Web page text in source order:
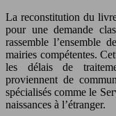
La reconstitution du
pour une demande
rassemble l’ensemble
mairies compétentes.
les délais de
proviennent de
spécialisés comme le
naissances à l’étranger.